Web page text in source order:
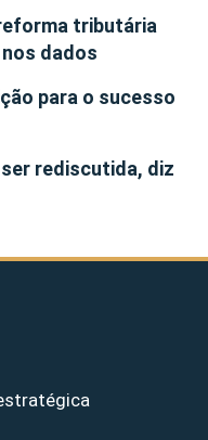
tributária
dados
para o sucesso
rediscutida, diz